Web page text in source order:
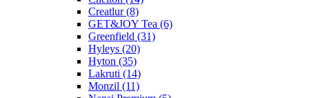
Creatlur(8)
GET&JOY Tea (6)
Greenfield (31)
Hyleys (20)
Hyton (35)
Lakruti (14)
Monzil (11)